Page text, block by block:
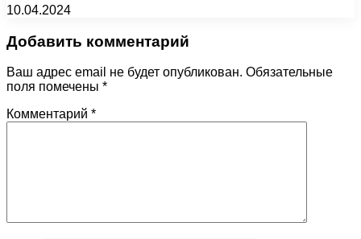
10.04.2024
Добавить комментарий
Ваш адрес email не будет опубликован. Обязательные
поля помечены *
Комментарий *